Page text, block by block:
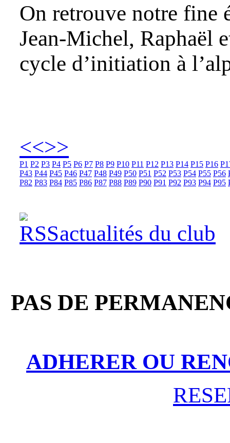
On retrouve notre fine
Jean-Michel, Raphaël
cycle d’initiation à
<<>>
P1 P2 P3 P4 P5 P6 P7 P8 P9 P10 P11 P12 P13 P14 P15 P16
P43 P44 P45 P46 P47 P48 P49 P50 P51 P52 P53 P54 P55 P56
P82 P83 P84 P85 P86 P87 P88 P89 P90 P91 P92 P93 P94 P95
actualités du club
PAS DE
ADHERER OU